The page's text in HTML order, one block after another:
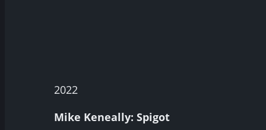
2022
Mike Keneally: Spigot